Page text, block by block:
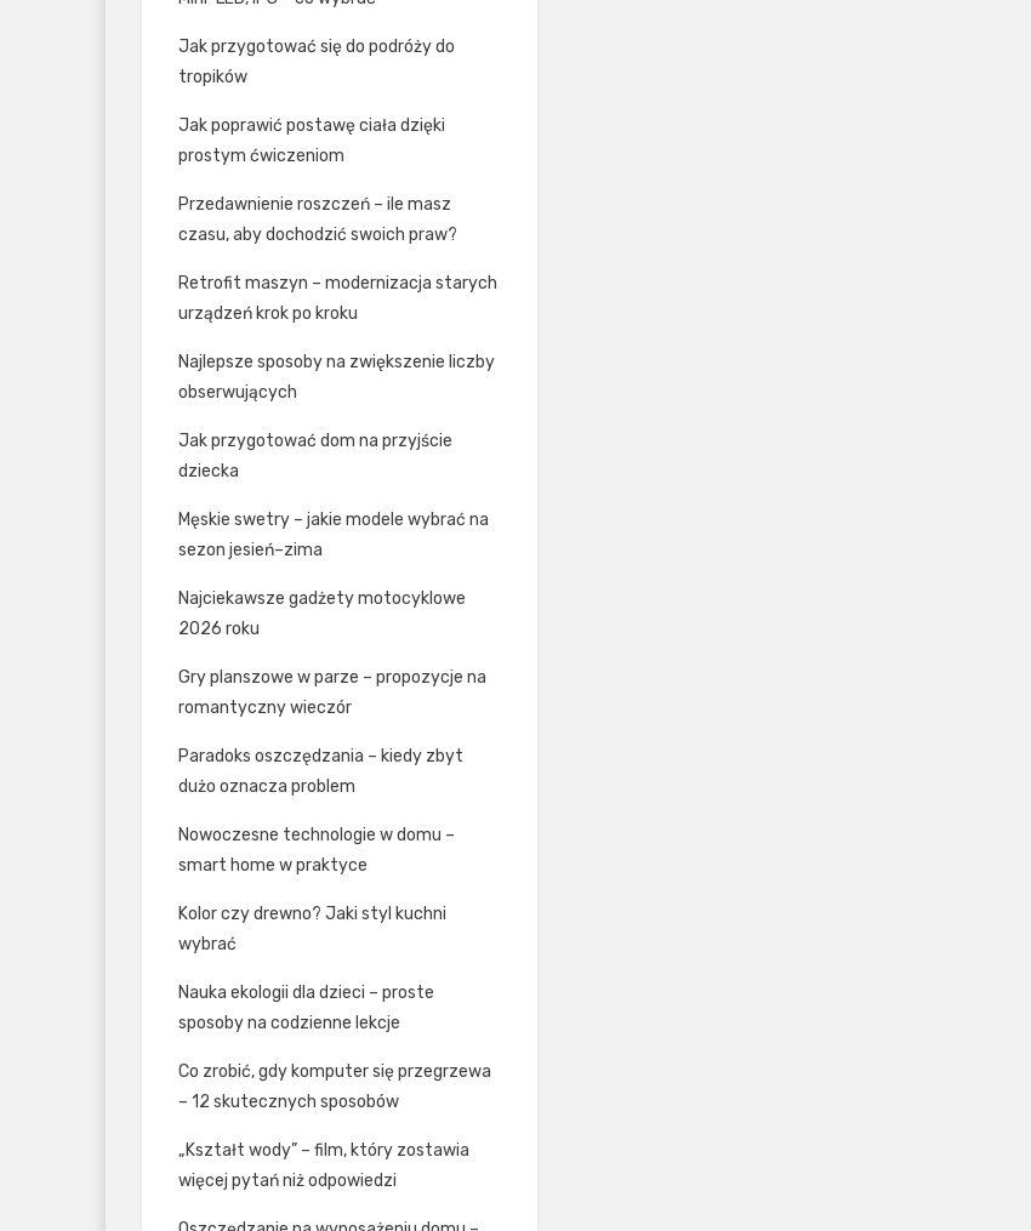
Jak przygotować się do podróży do
tropików
Jak poprawić postawę ciała dzięki
prostym ćwiczeniom
Przedawnienie roszczeń – ile masz
czasu, aby dochodzić swoich praw?
Retrofit maszyn – modernizacja starych
urządzeń krok po kroku
Najlepsze sposoby na zwiększenie liczby
obserwujących
Jak przygotować dom na przyjście
dziecka
Męskie swetry – jakie modele wybrać na
sezon jesień–zima
Najciekawsze gadżety motocyklowe
2026 roku
Gry planszowe w parze – propozycje na
romantyczny wieczór
Paradoks oszczędzania – kiedy zbyt
dużo oznacza problem
Nowoczesne technologie w domu –
smart home w praktyce
Kolor czy drewno? Jaki styl kuchni
wybrać
Nauka ekologii dla dzieci – proste
sposoby na codzienne lekcje
Co zrobić, gdy komputer się przegrzewa
– 12 skutecznych sposobów
„Kształt wody” – film, który zostawia
więcej pytań niż odpowiedzi